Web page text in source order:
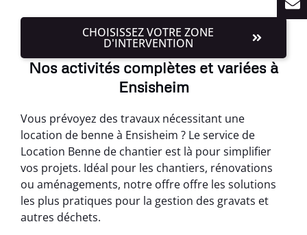
CHOISISSEZ VOTRE ZONE
D'INTERVENTION
Nos activités complètes et variées à
Ensisheim
Vous prévoyez des travaux nécessitant une
location de benne à Ensisheim ? Le service de
Location Benne de chantier est là pour simplifier
vos projets. Idéal pour les chantiers, rénovations
ou aménagements, notre offre offre les solutions
les plus pratiques pour la gestion des gravats et
autres déchets.